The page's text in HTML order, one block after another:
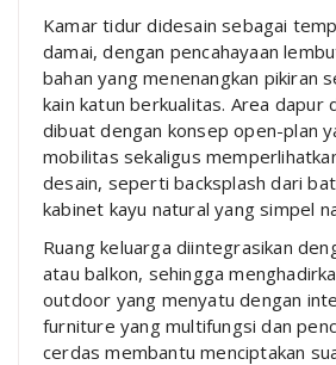
Kamar tidur didesain sebagai
damai, dengan pencahayaan
bahan yang menenangkan pikiran
kain katun berkualitas. Area dapur
dibuat dengan konsep open-plan
mobilitas sekaligus
desain, seperti backsplash dari
kabinet kayu natural yang simpel
Ruang keluarga diintegrasikan
atau balkon, sehingga
outdoor yang menyatu dengan
furniture yang multifungsi dan
cerdas membantu menciptakan